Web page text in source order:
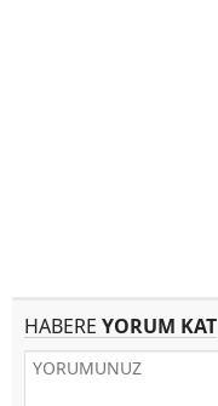
HABERE YORUM KAT